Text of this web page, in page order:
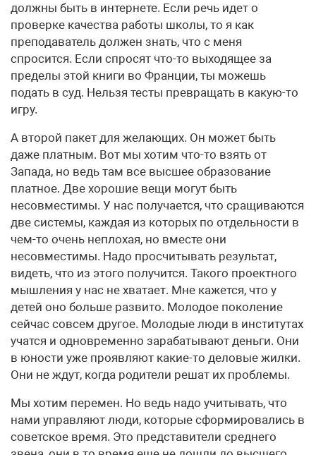
должны быть в интернете. Если речь идет о
проверке качества работы школы, то я как
преподаватель должен знать, что с меня
спросится. Если спросят что-то выходящее за
пределы этой книги во Франции, ты можешь
подать в суд. Нельзя тесты превращать в какую-то
игру.
А второй пакет для желающих. Он может быть
даже платным. Вот мы хотим что-то взять от
Запада, но ведь там все высшее образование
платное. Две хорошие вещи могут быть
несовместимы. У нас получается, что сращиваются
две системы, каждая из которых по отдельности в
чем-то очень неплохая, но вместе они
несовместимы. Надо просчитывать результат,
видеть, что из этого получится. Такого проектного
мышления у нас не хватает. Мне кажется, что у
детей оно больше развито. Молодое поколение
сейчас совсем другое. Молодые люди в институтах
учатся и одновременно зарабатывают деньги. Они
в юности уже проявляют какие-то деловые жилки.
Они не ждут, когда родители решат их проблемы.
Мы хотим перемен. Но ведь надо учитывать, что
нами управляют люди, которые сформировались в
советское время. Это представители среднего